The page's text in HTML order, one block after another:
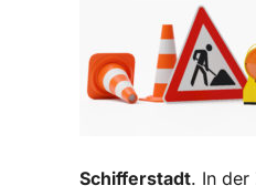
Schifferstadt. In der